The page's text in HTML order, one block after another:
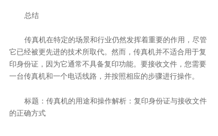
总结
传真机在特定的场景和行业仍然发挥着重要的作用，尽管
它已经被更先进的技术所取代。然而，传真机并不适合用于复
印身份证，因为它通常不具备复印功能。要接收文件，您需要
一台传真机和一个电话线路，并按照相应的步骤进行操作。
标题：传真机的用途和操作解析：复印身份证与接收文件
的正确方式